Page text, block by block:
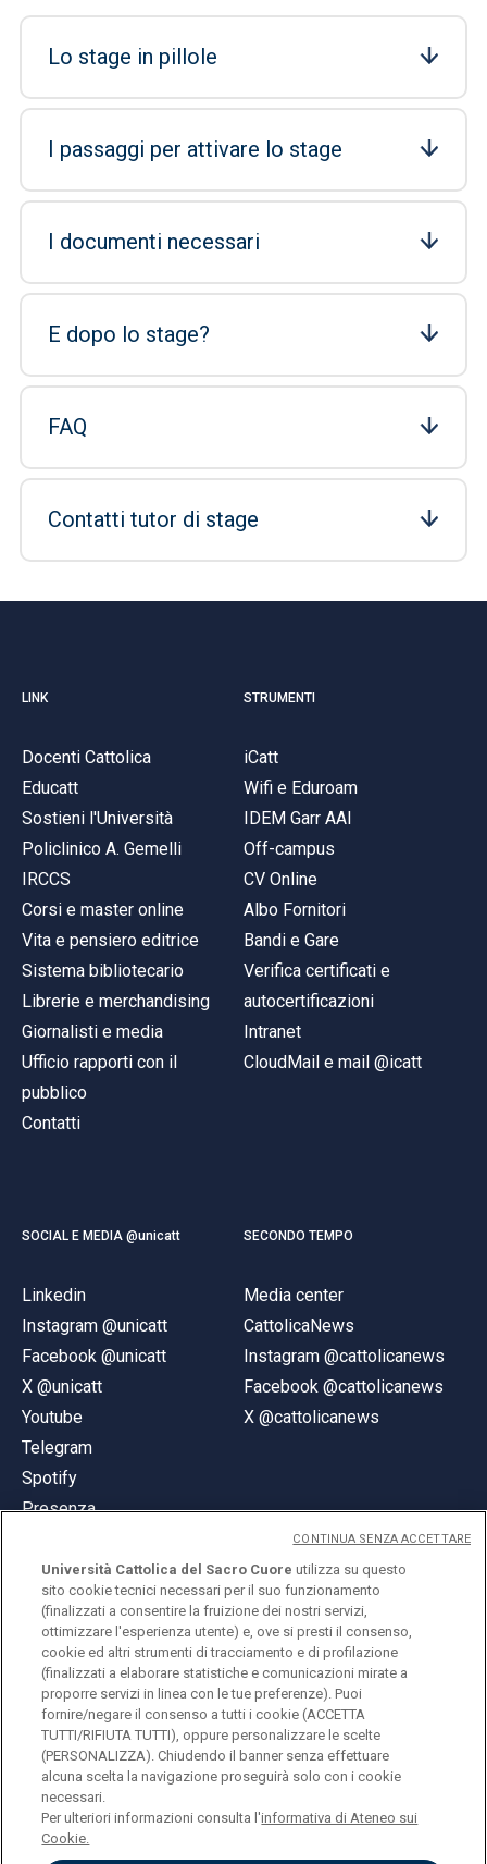
Lo stage in pillole
I passaggi per attivare lo stage
I documenti necessari
E dopo lo stage?
FAQ
Contatti tutor di stage
LINK
Docenti Cattolica
Educatt
Sostieni l'Università
Policlinico A. Gemelli
IRCCS
Corsi e master online
Vita e pensiero editrice
Sistema bibliotecario
Librerie e merchandising
Giornalisti e media
Ufficio rapporti con il
pubblico
Contatti
STRUMENTI
iCatt
Wifi e Eduroam
IDEM Garr AAI
Off-campus
CV Online
Albo Fornitori
Bandi e Gare
Verifica certificati e
autocertificazioni
Intranet
CloudMail e mail @icatt
SOCIAL E MEDIA @unicatt
Linkedin
Instagram @unicatt
Facebook @unicatt
X @unicatt
Youtube
Telegram
Spotify
Presenza
SECONDO TEMPO
Media center
CattolicaNews
Instagram @cattolicanews
Facebook @cattolicanews
X @cattolicanews
© Università Cattolica del Sacro Cuore
Largo A. Gemelli 1, 20123 Milano
PI 02133120150
ENGLISH
Università Cattolica del Sacro Cuore utilizza su questo
sito cookie tecnici necessari per il suo funzionamento
(finalizzati a consentire la fruizione dei nostri servizi,
ottimizzare l'esperienza utente) e, ove si presti il consenso,
cookie ed altri strumenti di tracciamento e di profilazione
(finalizzati a elaborare statistiche e comunicazioni mirate a
proporre servizi in linea con le tue preferenze). Puoi
fornire/negare il consenso a tutti i cookie (ACCETTA
TUTTI/RIFIUTA TUTTI), oppure personalizzare le scelte
(PERSONALIZZA). Chiudendo il banner senza effettuare
alcuna scelta la navigazione proseguirà solo con i cookie
necessari.
Per ulteriori informazioni consulta l'informativa di Ateneo sui
Cookie.
CONTINUA SENZA ACCETTARE